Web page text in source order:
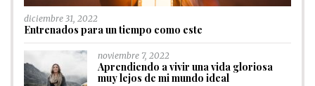
diciembre 31, 2022
Entrenados para un tiempo como este
noviembre 7, 2022
Aprendiendo a vivir una vida gloriosa
muy lejos de mi mundo ideal